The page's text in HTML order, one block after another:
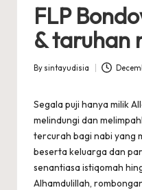
FLP
& taruhan
Posted
By sintayudisia
Segala puji hanya milik
melindungi dan
tercurah bagi nabi yang
beserta keluarga dan
senantiasa istiqomah
Alhamdulillah,